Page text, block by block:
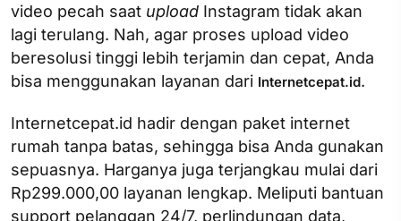
video pecah saat upload Instagram tidak akan
lagi terulang. Nah, agar proses upload video
beresolusi tinggi lebih terjamin dan cepat, Anda
bisa menggunakan layanan dari Internetcepat.id.
Internetcepat.id hadir dengan paket internet
rumah tanpa batas, sehingga bisa Anda gunakan
sepuasnya. Harganya juga terjangkau mulai dari
Rp299.000,00 layanan lengkap. Meliputi bantuan
support pelanggan 24/7, perlindungan data,